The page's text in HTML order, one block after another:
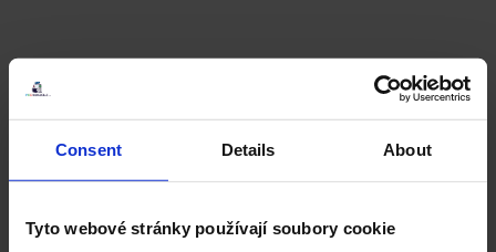
Consent Details About
Tyto webové stránky používají soubory cookie